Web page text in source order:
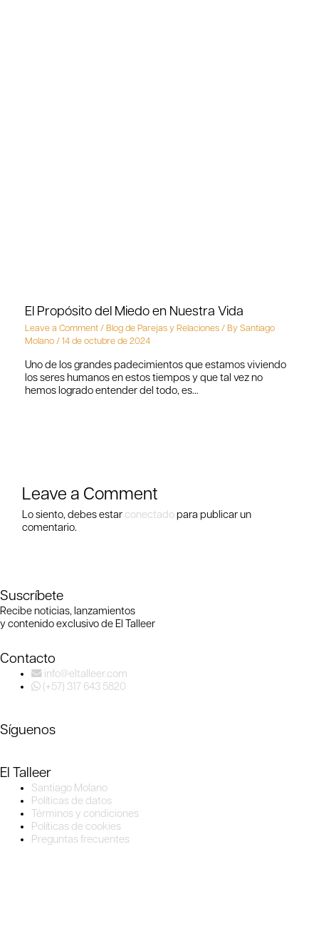
El Propósito del Miedo en Nuestra Vida
Leave a Comment / Blog de Parejas y Relaciones / BySantiago
Molano /14 de octubre de 2024
Uno de los grandes padecimientos que estamos viviendo
los seres humanos en estos tiempos y que tal vez no
hemos logrado entender del todo, es…
Leave a Comment
Lo siento, debes estar conectado para publicar un
comentario.
Suscríbete
Recibe noticias, lanzamientos
y contenido exclusivo de El Talleer
Contacto
info@eltalleer.com
(+57) 317 643 5820
Síguenos
El Talleer
Santiago Molano
Políticas de datos
Términos y condiciones
Políticas de cookies
Preguntas frecuentes